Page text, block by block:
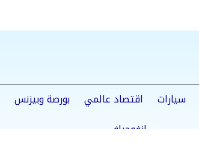
سيارات اقتصاد عالمي بورصة وبيزنس
إنفوجراف